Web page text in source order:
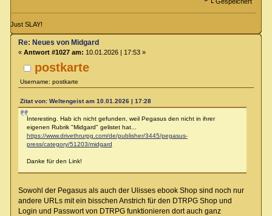
Gespeichert
Just SLAY!
postkarte
Username: postkarte
Re: Neues von Midgard
« Antwort #1027 am: 10.01.2026 | 17:53 »
Zitat von: Weltengeist am 10.01.2026 | 17:28
Interesting. Hab ich nicht gefunden, weil Pegasus den nicht in ihrer
eigenen Rubrik "Midgard" gelistet hat...
https://www.drivethrurpg.com/de/publisher/3445/pegasus-
press/category/51203/midgard
Danke für den Link!
Sowohl der Pegasus als auch der Ulisses ebook Shop sind noch nur
andere URLs mit ein bisschen Anstrich für den DTRPG Shop und
Login und Passwort von DTRPG funktionieren dort auch ganz